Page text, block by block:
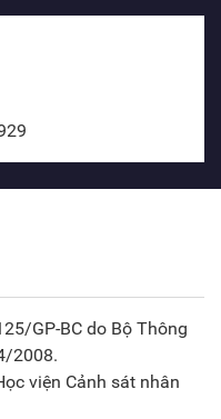
GP-BC do Bộ Thông
2008.
viện Cảnh sát nhân